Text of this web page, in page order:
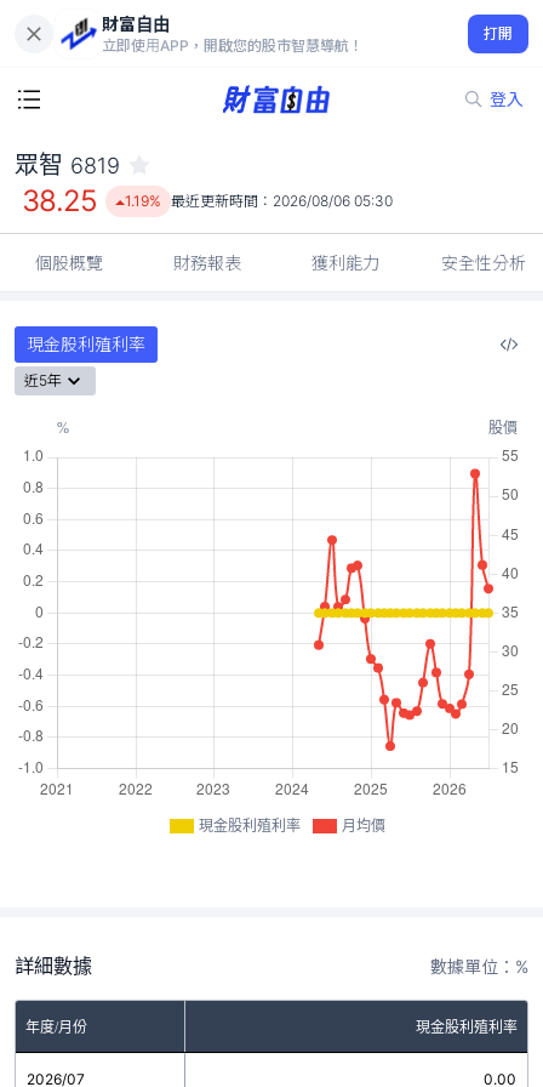
財富自由
立即使用APP，開啟您的股市智慧導航！
打開
登入
38.25
1.19%
眾智 6819
38.25 1.19% 最近更新時間： 2026/08/06 05:30
個股概覽 財務報表 獲利能力 安全性分析
現金股利殖利率
近5年
現金股利殖利率 月均價
詳細數據 數據單位：%
年度/月份 現金股利殖利率
2026/07 0.00